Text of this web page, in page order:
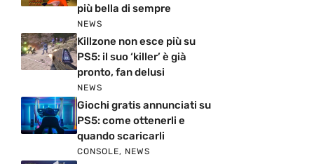
più bella di sempre
NEWS
Killzone non esce più su
PS5: il suo ‘killer’ è già
pronto, fan delusi
NEWS
Giochi gratis annunciati su
PS5: come ottenerli e
quando scaricarli
CONSOLE, NEWS